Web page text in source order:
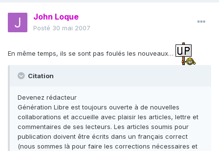
John Loque
Posté 30 mai 2007
En même temps, ils se sont pas foulés les nouveaux…
Citation
Devenez rédacteur
Génération Libre est toujours ouverte à de nouvelles
collaborations et accueille avec plaisir les articles, lettre et
commentaires de ses lecteurs. Les articles soumis pour
publication doivent être écrits dans un français correct
(nous sommes là pour faire les corrections nécessaires et